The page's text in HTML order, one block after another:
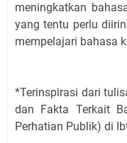
meningkatkan
yang tentu perlu
mempelajari bahasa
*Terinspirasi dari
dan Fakta Terkait
Perhatian Publik) di